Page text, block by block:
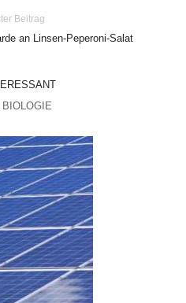
Beitrag
an Linsen-Peperoni-Salat
BIOLOGIE